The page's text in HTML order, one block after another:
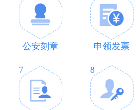
公安刻章 申领发票
7 8